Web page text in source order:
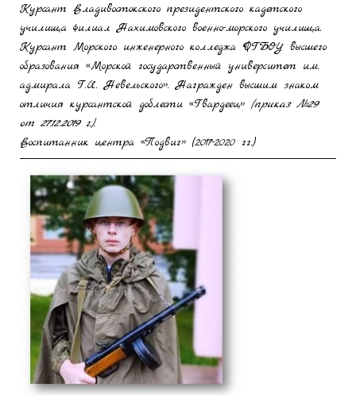
Курсант Владивостокского президентского кадетского
училища филиал Нахимовского военно-морского училища.
Курсант Морского инженерного колледжа ФГБОУ высшего
образования «Морской государственный университет им.
адмирала Г.И. Невельского». Награжден высшим знаком
отличия курсантской доблести «Гвардеец» (приказ №29
от 27.12.2019 г.).
Воспитанник центра «Подвиг» (2017-2020 гг.)